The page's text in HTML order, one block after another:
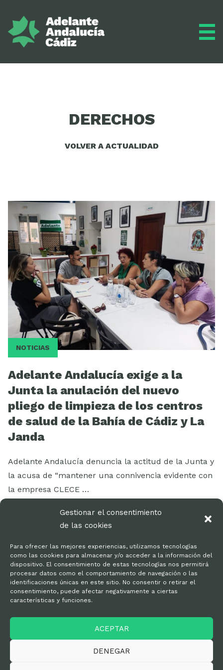
Gestionar el consentimiento
de las cookies
Para ofrecer las mejores experiencias, utilizamos tecnologías
como las cookies para almacenar y/o acceder a la información del
dispositivo. El consentimiento de estas tecnologías nos permitirá
procesar datos como el comportamiento de navegación o las
identificaciones únicas en este sitio. No consentir o retirar el
consentimiento, puede afectar negativamente a ciertas
características y funciones.
ACEPTAR
DENEGAR
Videos
DERECHOS
VOLVER A ACTUALIDAD
NOTICIAS
Adelante Andalucía exige a la
Junta la anulación del nuevo
pliego de limpieza de los centros
de salud de la Bahía de Cádiz y La
Janda
Adelante Andalucía denuncia la actitud de la Junta y
la acusa de “mantener una connivencia evidente con
la empresa CLECE …
Política de privacidad